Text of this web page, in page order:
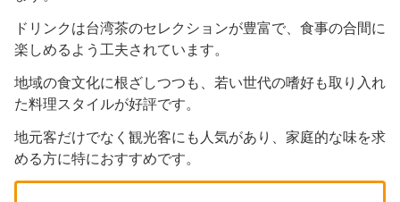
ドリンクは台湾茶のセレクションが豊富で、食事の合間に
楽しめるよう工夫されています。
地域の食文化に根ざしつつも、若い世代の嗜好も取り入れ
た料理スタイルが好評です。
地元客だけでなく観光客にも人気があり、家庭的な味を求
める方に特におすすめです。